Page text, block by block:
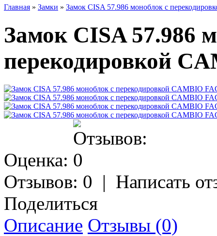
Главная » Замки » Замок CISA 57.986 моноблок с
Замок CISA 57.986
перекодировкой
Оценка:
Отзывов: 0 | Написать
Поделиться
Описание Отзывы (0)